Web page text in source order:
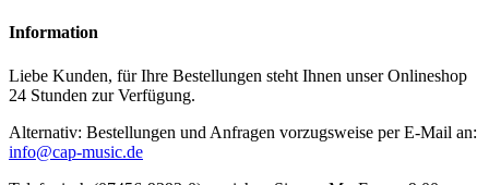
Information
Liebe Kunden, für Ihre Bestellungen steht Ihnen unser Onlineshop
24 Stunden zur Verfügung.
Alternativ: Bestellungen und Anfragen vorzugsweise per E-Mail an:
info@cap-music.de